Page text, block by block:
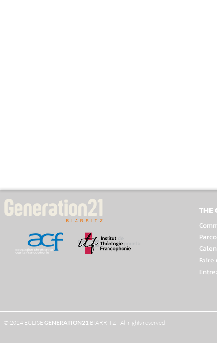
THE
Faire
© 2024 EGLISE GENERATION21 BIARRITZ - All rights reserved